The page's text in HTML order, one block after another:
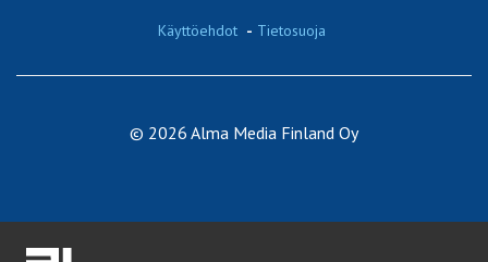
Käyttöehdot - Tietosuoja
© 2026 Alma Media Finland Oy